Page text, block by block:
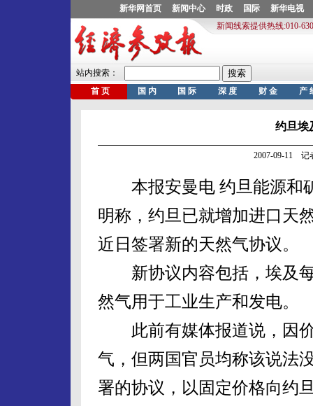
约旦埃
2007-09-11 记
本报安曼电 约旦能源和矿
明称，约旦已就增加进口天
近日签署新的天然气协议。
新协议内容包括，埃及每
然气用于工业生产和发电。
此前有媒体报道说，因价
气，但两国官员均称该说法
署的协议，以固定价格向约